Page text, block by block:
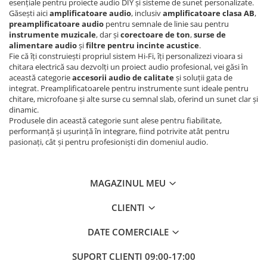
esențiale pentru proiecte audio DIY și sisteme de sunet personalizate.
Găsești aiciamplificatoare audio, inclusivamplificatoare clasa AB,
preamplificatoare audio pentru semnale de linie sau pentru
instrumente muzicale, dar șicorectoare de ton,surse de
alimentare audioșifiltre pentru incinte acustice.
Fie că îți construiești propriul sistem Hi-Fi, îți personalizezi vioara si
chitara electrică sau dezvolți un proiect audio profesional, vei găsi în
această categorieaccesorii audio de calitateși soluții gata de
integrat. Preamplificatoarele pentru instrumente sunt ideale pentru
chitare, microfoane și alte surse cu semnal slab, oferind un sunet clar și
dinamic.
Produsele din această categorie sunt alese pentru fiabilitate,
performanță și ușurință în integrare, fiind potrivite atât pentru
pasionați, cât și pentru profesioniști din domeniul audio.
MAGAZINUL MEU
CLIENTI
DATE COMERCIALE
SUPORT CLIENTI 09:00-17:00